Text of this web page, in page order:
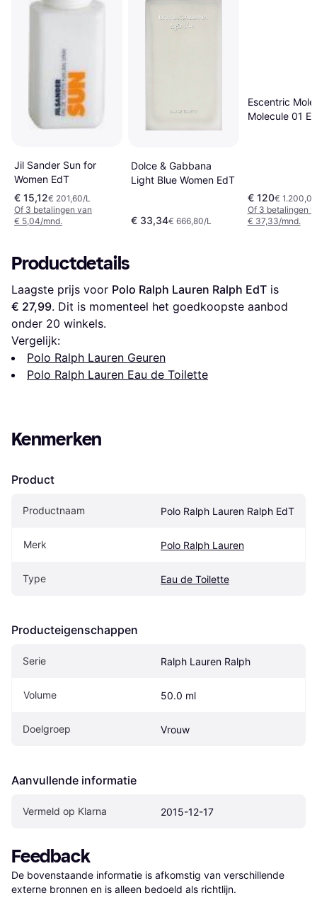
Jil Sander Sun for
Women EdT
€ 15,12€ 201,60/L
Of 3 betalingen van
€ 5,04/mnd.
Dolce & Gabbana
Light Blue Women EdT
€ 33,34€ 666,80/L
Escentric
Molecule 01
€ 120€
Of 3 betalingen
€ 37,33/mnd.
Productdetails
Laagste prijs voor Polo Ralph Lauren Ralph EdT
€ 27,99. Dit is momenteel het goedkoopste aanbod
onder 20 winkels.
Vergelijk:
Polo Ralph Lauren Geuren
Polo Ralph Lauren Eau de Toilette
Kenmerken
Product
Productnaam Polo Ralph Lauren Ralph EdT
Merk Polo Ralph Lauren
Type Eau de Toilette
Producteigenschappen
Serie Ralph Lauren Ralph
Volume 50.0 ml
Doelgroep Vrouw
Aanvullende informatie
Vermeld op Klarna 2015-12-17
Feedback
De bovenstaande informatie is afkomstig van verschillende
externe bronnen en is alleen bedoeld als richtlijn.